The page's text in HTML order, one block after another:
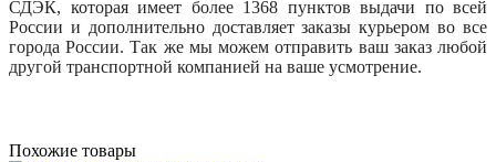
СДЭК, которая имеет более 1368 пунктов выдачи по всей
России и дополнительно доставляет заказы курьером во все
города России. Так же мы можем отправить ваш заказ любой
другой транспортной компанией на ваше усмотрение.
Похожие товары